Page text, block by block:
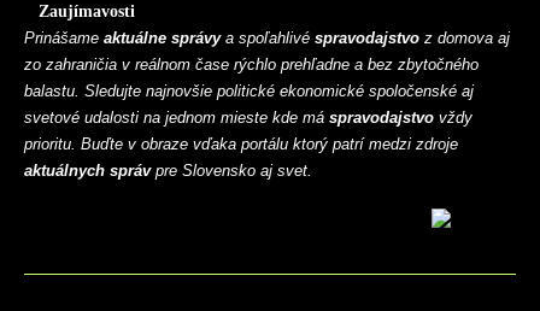
Zaujímavosti
Prinášame aktuálne správya spoľahlivé spravodajstvo z domova aj
zo zahraničia v reálnom čase rýchlo prehľadne a bez zbytočného
balastu. Sledujte najnovšie politické ekonomické spoločenské aj
svetové udalosti na jednom mieste kde má spravodajstvo vždy
prioritu. Buďte v obraze vďaka portálu ktorý patrí medzi zdroje
aktuálnych správpre Slovensko aj svet.